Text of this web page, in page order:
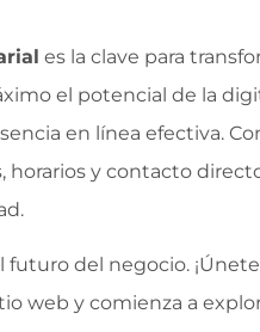
es la clave para
el potencial de la
en línea efectiva.
y contacto
futuro del negocio.
web y comienza a